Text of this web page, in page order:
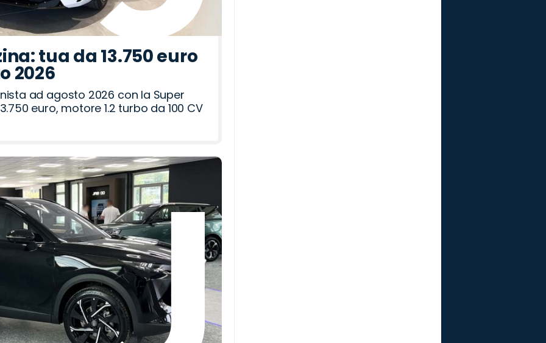
tua da 13.750 euro
2026
ad agosto 2026 con la Super
euro, motore 1.2 turbo da 100 CV